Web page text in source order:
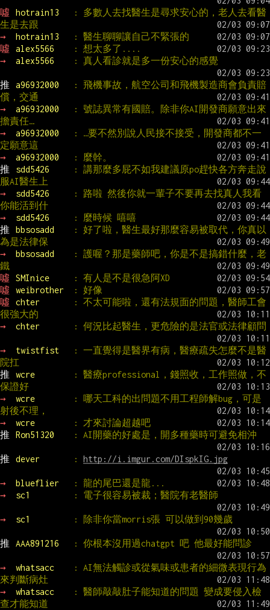
噓 hotrain13
: 多數人去找醫生是尋求安心的，老人去看醫
生是去跟
→
hotrain13
: 醫生聊聊讓自己不緊張的
噓
alex5566
: 想太多了....
→
alex5566 : 真人看診就是多一份安心的感覺
推 a96932000
: 飛機事故，航空公司和飛機製造商會負責賠
償，交通
→
a96932000
: 號誌異常有國賠。除非你AI開發商願意出來
擔責任…
→
a96932000
: …要不然別說人民接不接受，開發商都不一
定願意這
→
a96932000
: 麼幹。
推
sdd5426
: 講那麼多屁不如我建議原po趕快各方奔走說
服AI醫生上
→
sdd5426
: 路啦 然後你就一輩子不要再去找真人我看
你能活到什
→
sdd5426
: 麼時候 嘻嘻
推
bbsosadd
: 好了啦，醫生最好那麼容易被取代，你真以
為是法律保
→
bbsosadd
: 護喔？那是藥師吧，你是不是搞錯什麼，老
鐵
噓
SMInice
: 有人是不是很急阿XD
噓
weibrother
: 好像
噓
chter
: 不太可能啦，還有法規面的問題，醫師工會
很強大的
→
chter : 何況比起醫生，更危險的是法官或法律顧問
→ twistfist
: 一直覺得是醫界有病，醫療疏失怎麼不是醫
院扛
推
wcre
: 醫療professional，錢照收，工作照做，不
保證好
→
wcre
: 哪天工科的出問題不用工程師解bug，可是
射後不理，
→
wcre
: 才來討論超越吧
推
Ron51320 : AI開藥的好處是，開多種藥時可避免相沖
推 dever : http://i.imgur.com/DIspkIG.jpg
→ blueflier
: 龍的尾巴還是龍...
→
sc1 : 電子很容易被裁；醫院有老醫師
→ sc1 : 除非你當morris張 可以做到90幾歲
推 AAA891216 : 你根本沒用過chatgpt 吧 他最好能問診
→ whatsacc
: AI無法觸診或從氣味或患者的細微表現行為
來判斷病灶
→
whatsacc
: 醫師敲敲肚子能知道的問題 變成要侵入檢
查才能知道